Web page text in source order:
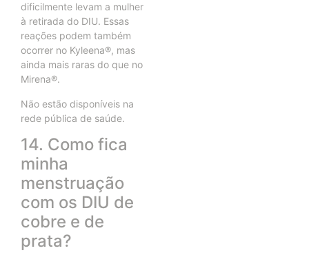
dificilmente levam a mulher
à retirada do DIU. Essas
reações podem também
ocorrer no Kyleena®, mas
ainda mais raras do que no
Mirena®.
Não estão disponíveis na
rede pública de saúde.
14. Como fica
minha
menstruação
com os DIU de
cobre e de
prata?